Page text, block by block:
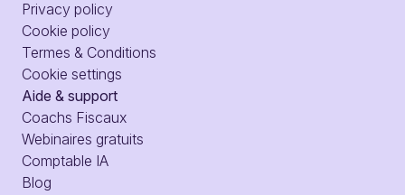
Privacy policy
Cookie policy
Termes & Conditions
Cookie settings
Aide & support
Coachs Fiscaux
Webinaires gratuits
Comptable IA
Blog